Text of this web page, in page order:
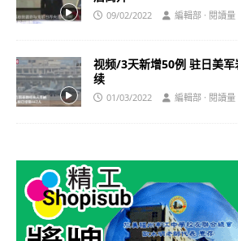
09/02/2022 編輯部 · 閱讀
视频/3天新增50例 驻日美
续
01/03/2022 編輯部 · 閱讀